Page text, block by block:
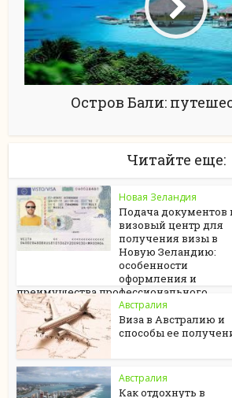
Остров Бали:
Читайте еще:
Новая Зеландия
Подача документов
визовый центр для
получения визы в
Новую Зеландию:
особенности
оформления и
преимущества профессионального
сопровождения
Австралия
Виза в Австралию и
способы ее
Австралия
Как отдохнуть в